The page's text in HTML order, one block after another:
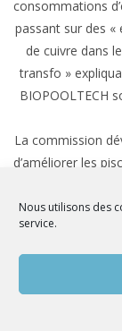
Nous utilisons des
service.
consommations
passant sur des
de cuivre dans
transfo »
BIOPOOLTECH
La commission
d’améliorer les
« allongeant les
plus le bon
ronde et
hydrauliques en
pour diminuer
aussi tous